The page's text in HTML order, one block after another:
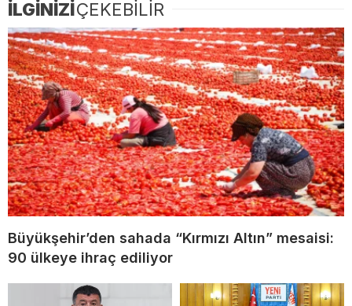
İLGİNİZİÇEKEBİLİR
Büyükşehir’den sahada “Kırmızı Altın” mesaisi:
90 ülkeye ihraç ediliyor